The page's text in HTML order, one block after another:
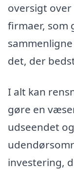
oversigt
firmaer, som
det, der
I alt kan
gøre en
udseendet
investering,